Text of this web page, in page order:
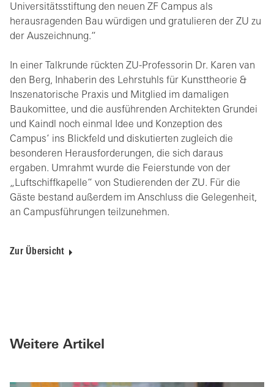
Universitätsstiftung den neuen ZF Campus als
herausragenden Bau würdigen und gratulieren der ZU zu
der Auszeichnung.“
In einer Talkrunde rückten ZU-Professorin Dr. Karen van
den Berg, Inhaberin des Lehrstuhls für Kunsttheorie &
Inszenatorische Praxis und Mitglied im damaligen
Baukomittee, und die ausführenden Architekten Grundei
und Kaindl noch einmal Idee und Konzeption des
Campus‘ ins Blickfeld und diskutierten zugleich die
besonderen Herausforderungen, die sich daraus
ergaben. Umrahmt wurde die Feierstunde von der
„Luftschiffkapelle“ von Studierenden der ZU. Für die
Gäste bestand außerdem im Anschluss die Gelegenheit,
an Campusführungen teilzunehmen.
Zur Übersicht
Weitere Artikel